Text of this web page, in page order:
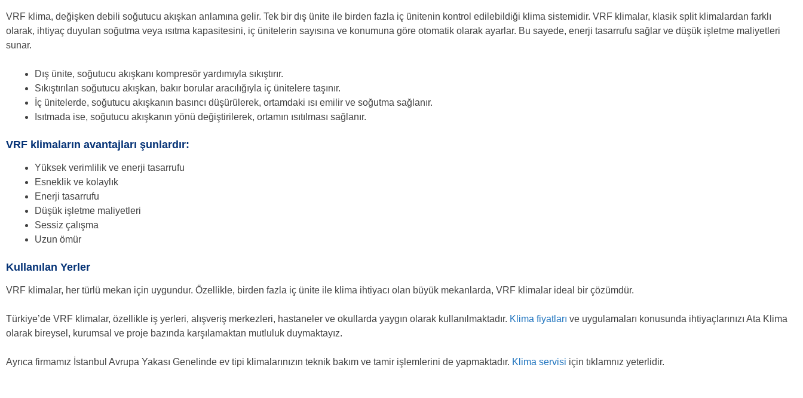
VRF klima, değişken debili soğutucu akışkan anlamına gelir. Tek bir dış ünite ile birden fazla iç ünitenin kontrol edilebildiği klima sistemidir. VRF klimalar, klasik split klimalardan farklı
olarak, ihtiyaç duyulan soğutma veya ısıtma kapasitesini, iç ünitelerin sayısına ve konumuna göre otomatik olarak ayarlar. Bu sayede, enerji tasarrufu sağlar ve düşük işletme maliyetleri
sunar.
Dış ünite, soğutucu akışkanı kompresör yardımıyla sıkıştırır.
Sıkıştırılan soğutucu akışkan, bakır borular aracılığıyla iç ünitelere taşınır.
İç ünitelerde, soğutucu akışkanın basıncı düşürülerek, ortamdaki ısı emilir ve soğutma sağlanır.
Isıtmada ise, soğutucu akışkanın yönü değiştirilerek, ortamın ısıtılması sağlanır.
VRF klimaların avantajları şunlardır:
Yüksek verimlilik ve enerji tasarrufu
Esneklik ve kolaylık
Enerji tasarrufu
Düşük işletme maliyetleri
Sessiz çalışma
Uzun ömür
Kullanılan Yerler
VRF klimalar, her türlü mekan için uygundur. Özellikle, birden fazla iç ünite ile klima ihtiyacı olan büyük mekanlarda, VRF klimalar ideal bir çözümdür.
Türkiye’de VRF klimalar, özellikle iş yerleri, alışveriş merkezleri, hastaneler ve okullarda yaygın olarak kullanılmaktadır. Klima fiyatları ve uygulamaları konusunda ihtiyaçlarınızı Ata Klima
olarak bireysel, kurumsal ve proje bazında karşılamaktan mutluluk duymaktayız.
Ayrıca firmamız İstanbul Avrupa Yakası Genelinde ev tipi klimalarınızın teknik bakım ve tamir işlemlerini de yapmaktadır. Klima servisi için tıklamnız yeterlidir.